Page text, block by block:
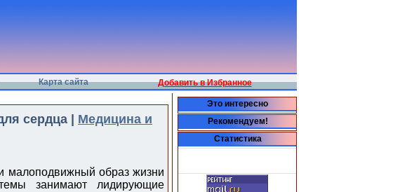
Карта сайта Добавить в Избранное
сердца | Медицина и
малоподвижный образ жизни
занимают лидирующие
Это интересно
Рекомендуем!
Статистика